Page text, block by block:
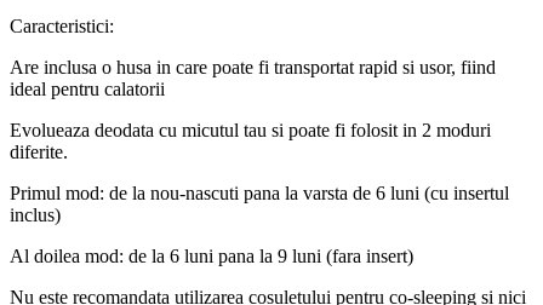
Caracteristici:
Are inclusa o husa in care poate fi transportat rapid si usor, fiind
ideal pentru calatorii
Evolueaza deodata cu micutul tau si poate fi folosit in 2 moduri
diferite.
Primul mod: de la nou-nascuti pana la varsta de 6 luni (cu insertul
inclus)
Al doilea mod: de la 6 luni pana la 9 luni (fara insert)
Nu este recomandata utilizarea cosuletului pentru co-sleeping si nici